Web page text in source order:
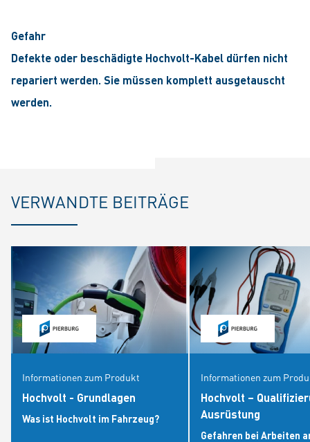
Gefahr
Defekte oder beschädigte Hochvolt-Kabel dürfen nicht
repariert werden. Sie müssen komplett ausgetauscht
werden.
VERWANDTE BEITRÄGE
Informationen zum Produkt
Hochvolt - Grundlagen
Was ist Hochvolt im Fahrzeug?
Informationen zum
Hochvolt –
Ausrüstung
Gefahren bei Arbeiten